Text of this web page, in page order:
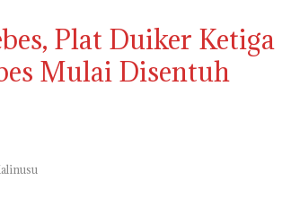
Plat Duiker Ketiga
Mulai Disentuh